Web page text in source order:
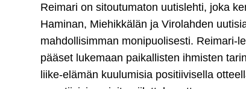
Reimari on sitoutumaton uutislehti, joka
Haminan, Miehikkälän ja Virolahden
mahdollisimman monipuolisesti. Reimari-
pääset lukemaan paikallisten ihmisten
liike-elämän kuulumisia positiivisella